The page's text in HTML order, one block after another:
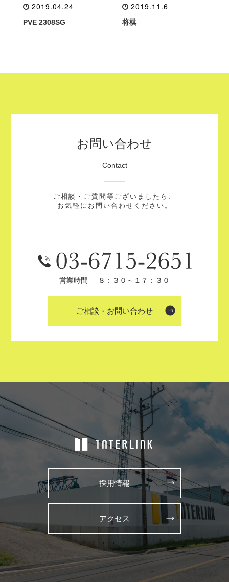
2019.04.24
PVE 2308SG
2019.11.6
将棋
お問い合わせ
Contact
ご相談・ご質問等ございましたら、
お気軽にお問い合わせください。
営業時間 ８：３０～１７：３０
ご相談・お問い合わせ
採用情報
アクセス